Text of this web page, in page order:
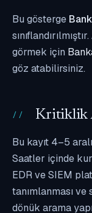
Bu gösterge
görmek için
göz atabilirsiniz.
Kritiklik
Bu kayıt 4–5
Saatler içinde
EDR ve SIEM
tanımlanması
dönük arama